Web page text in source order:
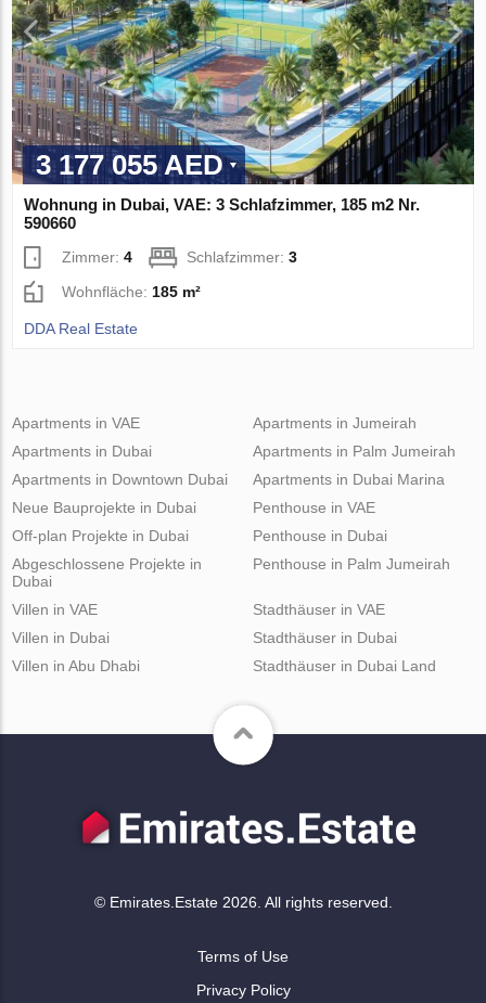
3 177 055 AED
Wohnung in Dubai, VAE: 3 Schlafzimmer, 185 m2 Nr.
590660
Zimmer:4 Schlafzimmer:3
Wohnfläche: 185 m²
DDA Real Estate
Apartments in VAE
Apartments in Dubai
Apartments in Downtown Dubai
Apartments in Jumeirah
Apartments in Palm Jumeirah
Apartments in Dubai Marina
Neue Bauprojekte in Dubai
Off-plan Projekte in Dubai
Abgeschlossene Projekte in
Dubai
Penthouse in VAE
Penthouse in Dubai
Penthouse in Palm Jumeirah
Villen in VAE
Villen in Dubai
Villen in Abu Dhabi
Stadthäuser in VAE
Stadthäuser in Dubai
Stadthäuser in Dubai Land
© Emirates.Estate 2026. All rights reserved.
Terms of Use
Privacy Policy